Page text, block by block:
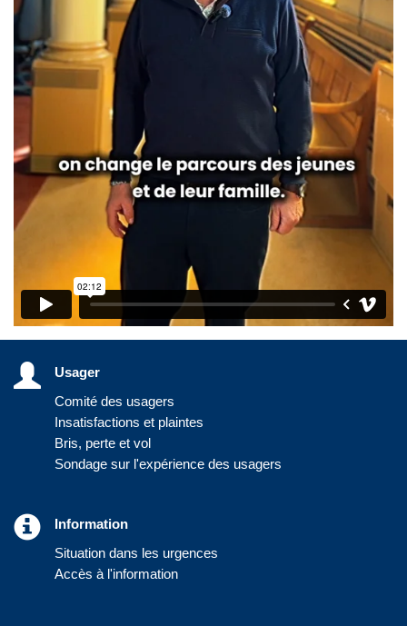
Usager
Comité des usagers
Insatisfactions et plaintes
Bris, perte et vol
Sondage sur l'expérience des usagers
Information
Situation dans les urgences
Accès à l'information